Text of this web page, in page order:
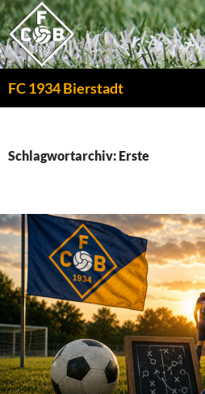
Zum
Inhalt
springen
FC 1934 Bierstadt
Schlagwortarchiv: Erste